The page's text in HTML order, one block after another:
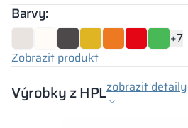
Barvy:
+7
Zobrazit produkt
Výrobky z HPLzobrazit detaily